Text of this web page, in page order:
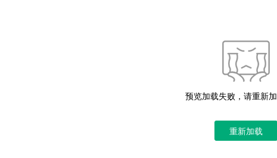
预览加载失败，请重新
重新加载